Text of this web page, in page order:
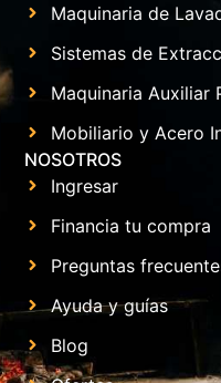
Maquinaria de
Sistemas de
Maquinaria Auxiliar
Mobiliario y Acero
NOSOTROS
Ingresar
Financia tu compra
Preguntas
Ayuda y guías
Blog